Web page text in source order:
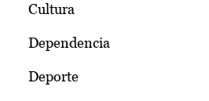
Cultura
Dependencia
Deporte